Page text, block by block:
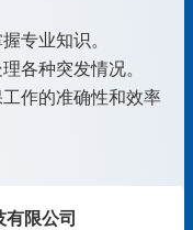
专业知识。
各种突发情况。
作的准确性和效率
限公司